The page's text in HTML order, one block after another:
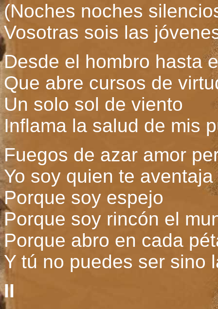
(Noches noches
Vosotras sois las
Desde el hombro hasta
Que abre cursos de
Un solo sol de viento
Inflama la salud de mis
Fuegos de azar amor
Yo soy quien te
Porque soy espejo
Porque soy rincón el
Porque abro en cada
Y tú no puedes ser sino
II